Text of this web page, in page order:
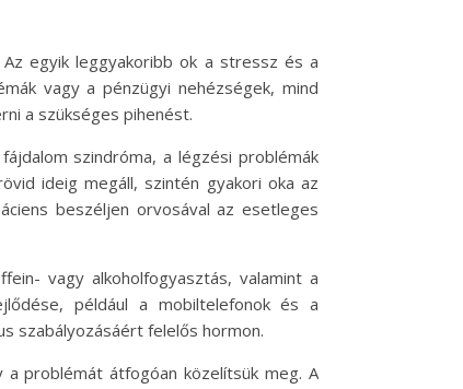
egyik leggyakoribb ok a stressz és a
vagy a pénzügyi nehézségek, mind
a szükséges pihenést.
szindróma, a légzési problémák
ideig megáll, szintén gyakori oka az
beszéljen orvosával az esetleges
vagy alkoholfogyasztás, valamint a
például a mobiltelefonok és a
szabályozásáért felelős hormon.
a problémát átfogóan közelítsük meg. A